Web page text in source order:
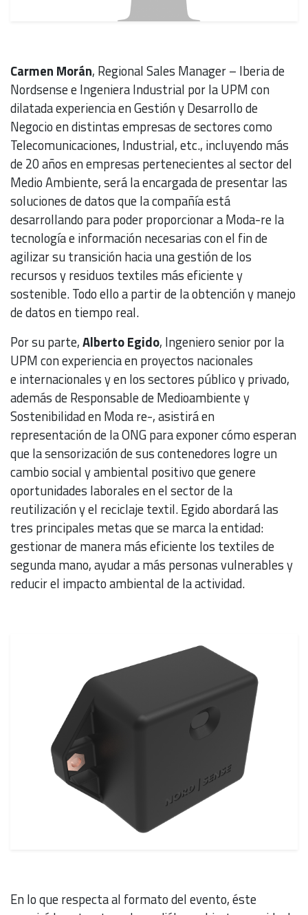
Carmen Morán, Regional Sales Manager – Iberia de
Nordsense e Ingeniera Industrial por la UPM con
dilatada experiencia en Gestión y Desarrollo de
Negocio en distintas empresas de sectores como
Telecomunicaciones, Industrial, etc., incluyendo más
de 20 años en empresas pertenecientes al sector del
Medio Ambiente, será la encargada de presentar las
soluciones de datos que la compañía está
desarrollando para poder proporcionar a Moda-re la
tecnología e información necesarias con el fin de
agilizar su transición hacia una gestión de los
recursos y residuos textiles más eficiente y
sostenible. Todo ello a partir de la obtención y manejo
de datos en tiempo real.
Por su parte,Alberto Egido, Ingeniero senior por la
UPM con experiencia en proyectos nacionales
e internacionales y en los sectores público y privado,
además de Responsable de Medioambiente y
Sostenibilidad en Moda re-, asistirá en
representación de la ONG para exponer cómo esperan
que la sensorización de sus contenedores logre un
cambio social y ambiental positivo que genere
oportunidades laborales en el sector de la
reutilización y el reciclaje textil. Egido abordará las
tres principales metas que se marca la entidad:
gestionar de manera más eficiente los textiles de
segunda mano, ayudar a más personas vulnerables y
reducir el impacto ambiental de la actividad.
En lo que respecta al formato del evento, éste